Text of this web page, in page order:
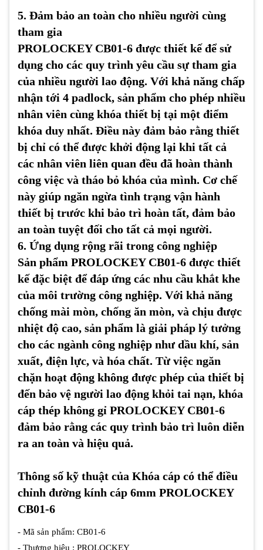
5. Đảm bảo an toàn cho nhiều người cùng
tham gia
PROLOCKEY CB01-6 được thiết kế để sử
dụng cho các quy trình yêu cầu sự tham gia
của nhiều người lao động. Với khả năng chấp
nhận tới 4 padlock, sản phẩm cho phép nhiều
nhân viên cùng khóa thiết bị tại một điểm
khóa duy nhất. Điều này đảm bảo rằng thiết
bị chỉ có thể được khởi động lại khi tất cả
các nhân viên liên quan đều đã hoàn thành
công việc và tháo bỏ khóa của mình. Cơ chế
này giúp ngăn ngừa tình trạng vận hành
thiết bị trước khi bảo trì hoàn tất, đảm bảo
an toàn tuyệt đối cho tất cả mọi người.
6. Ứng dụng rộng rãi trong công nghiệp
Sản phẩm PROLOCKEY CB01-6 được thiết
kế đặc biệt để đáp ứng các nhu cầu khắt khe
của môi trường công nghiệp. Với khả năng
chống mài mòn, chống ăn mòn, và chịu được
nhiệt độ cao, sản phẩm là giải pháp lý tưởng
cho các ngành công nghiệp như dầu khí, sản
xuất, điện lực, và hóa chất. Từ việc ngăn
chặn hoạt động không được phép của thiết bị
đến bảo vệ người lao động khỏi tai nạn, khóa
cáp thép không gỉ PROLOCKEY CB01-6
đảm bảo rằng các quy trình bảo trì luôn diễn
ra an toàn và hiệu quả.
Thông số kỹ thuật của Khóa cáp có thể điều
chỉnh đường kính cáp 6mm PROLOCKEY
CB01-6
- Mã sản phẩm: CB01-6
- Thương hiệu : PROLOCKEY